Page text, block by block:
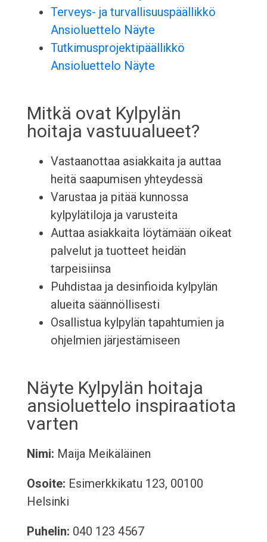
Terveys- ja turvallisuuspäällikkö
Ansioluettelo Näyte
Tutkimusprojektipäällikkö
Ansioluettelo Näyte
Mitkä ovat Kylpylän
hoitaja vastuualueet?
Vastaanottaa asiakkaita ja auttaa
heitä saapumisen yhteydessä
Varustaa ja pitää kunnossa
kylpylätiloja ja varusteita
Auttaa asiakkaita löytämään oikeat
palvelut ja tuotteet heidän
tarpeisiinsa
Puhdistaa ja desinfioida kylpylän
alueita säännöllisesti
Osallistua kylpylän tapahtumien ja
ohjelmien järjestämiseen
Näyte Kylpylän hoitaja
ansioluettelo inspiraatiota
varten
Nimi: Maija Meikäläinen
Osoite: Esimerkkikatu 123, 00100
Helsinki
Puhelin: 040 123 4567